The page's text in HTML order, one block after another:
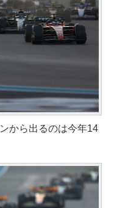
から出るのは今年14